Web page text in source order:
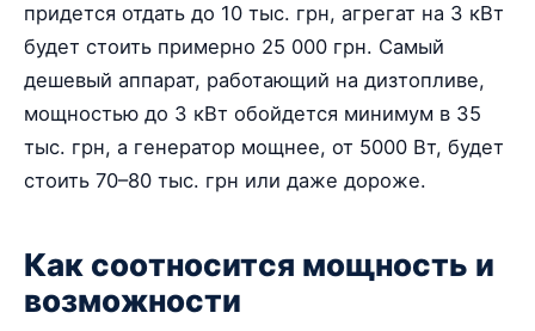
придется отдать до 10 тыс. грн, агрегат на 3 кВт
будет стоить примерно 25 000 грн. Самый
дешевый аппарат, работающий на дизтопливе,
мощностью до 3 кВт обойдется минимум в 35
тыс. грн, а генератор мощнее, от 5000 Вт, будет
стоить 70–80 тыс. грн или даже дороже.
Как соотносится мощность и
возможности